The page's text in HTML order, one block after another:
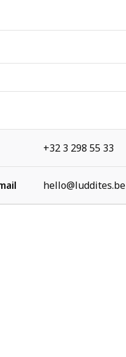
+32 3 298 55 33
hello@luddites.be